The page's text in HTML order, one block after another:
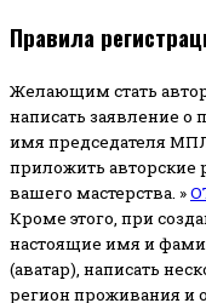
Правила
Желающим стать
написать заявление
имя председателя
приложить авторские
вашего мастерства. »
Кроме этого, при
настоящие имя и
(аватар), написать
регион проживания и